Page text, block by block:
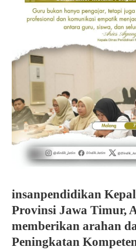
insanpendidikan
Provinsi Jawa Timur,
memberikan arahan
Peningkatan